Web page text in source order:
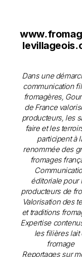
Dans une
communication
fromagères,
de France
producteurs, les
faire et les
participent à
renommée des
fromages
éditoriale pour
producteurs de
Valorisation des
et traditions
Expertise
les filières lait
fromage
Reportages sur